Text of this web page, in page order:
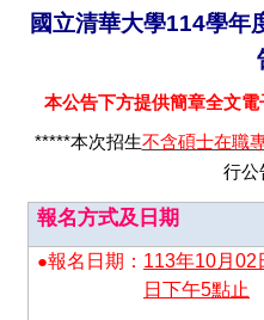
國立清華大學114學年
本公告下方提供簡章全文
*****本次招生不含碩士在職
行公
報名方式及日期
●報名日期： 113年10月02
日下午5點止